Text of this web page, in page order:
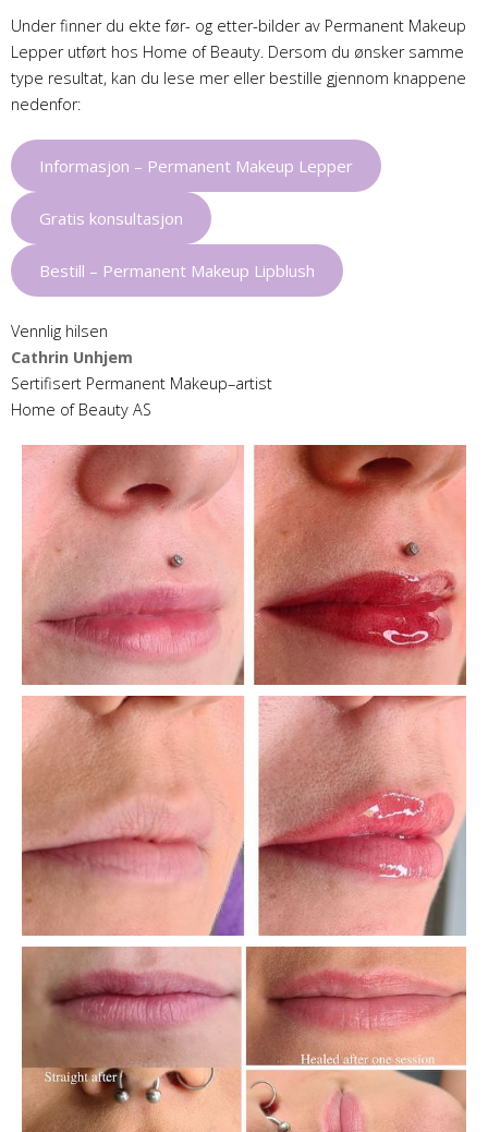
Under finner du ekte før- og etter-bilder av Permanent Makeup
Lepper utført hos Home of Beauty. Dersom du ønsker samme
type resultat, kan du lese mer eller bestille gjennom knappene
nedenfor:
Informasjon – Permanent Makeup Lepper
Gratis konsultasjon
Bestill – Permanent Makeup Lipblush
Vennlig hilsen
Cathrin Unhjem
Sertifisert Permanent Makeup–artist
Home of Beauty AS